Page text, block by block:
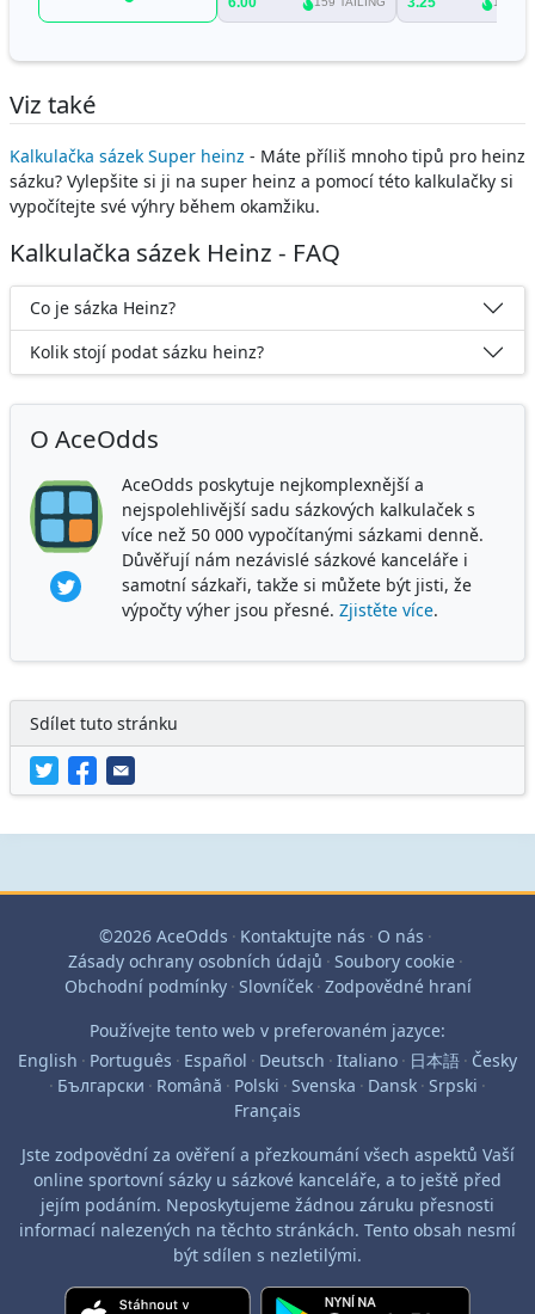
Viz také
Kalkulačka sázek Super heinz - Máte příliš mnoho tipů pro heinz
sázku? Vylepšite si ji na super heinz a pomocí této kalkulačky si
vypočítejte své výhry během okamžiku.
Kalkulačka sázek Heinz - FAQ
Co je sázka Heinz?
Kolik stojí podat sázku heinz?
O AceOdds
AceOdds poskytuje nejkomplexnější a
nejspolehlivější sadu sázkových kalkulaček s
více než 50 000 vypočítanými sázkami denně.
Důvěřují nám nezávislé sázkové kanceláře i
samotní sázkaři, takže si můžete být jisti, že
výpočty výher jsou přesné. Zjistěte více.
Sdílet tuto stránku
©2026 AceOdds · Kontaktujte nás · O nás ·
Zásady ochrany osobních údajů · Soubory cookie ·
Obchodní podmínky · Slovníček · Zodpovědné hraní
Používejte tento web v preferovaném jazyce:
English · Português · Español · Deutsch · Italiano · 日本語 · Česky
· Български · Română · Polski · Svenska · Dansk · Srpski ·
Français
Jste zodpovědní za ověření a přezkoumání všech aspektů Vaší
online sportovní sázky u sázkové kanceláře, a to ještě před
jejím podáním. Neposkytujeme žádnou záruku přesnosti
informací nalezených na těchto stránkách. Tento obsah nesmí
být sdílen s nezletilými.